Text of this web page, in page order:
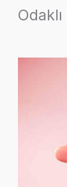
Odaklı